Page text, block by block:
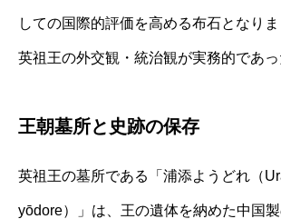
しての国際的評価を高める布石となり
英祖王の外交観・統治観が実務的であっ
王朝墓所と史跡の保存
英祖王の墓所である「浦添ようどれ（
yōdore）」は、王の遺体を納めた中国